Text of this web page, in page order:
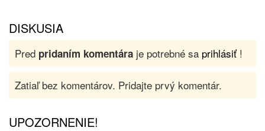
DISKUSIA
Pred pridaním komentára je potrebné sa prihlásiť!
Zatiaľ bez komentárov. Pridajte prvý komentár.
UPOZORNENIE!